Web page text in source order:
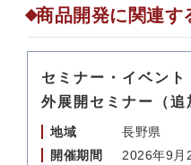
商品開発に関連す
セミナー・イベン
外展開セミナー（追
地域
長野県
開催期間
2026年9月